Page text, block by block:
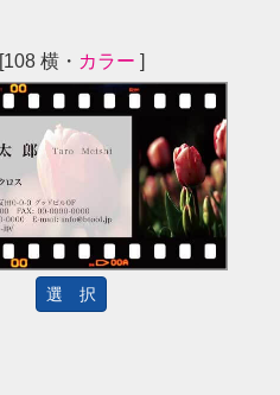
[108 横・ カラー ]
選 択